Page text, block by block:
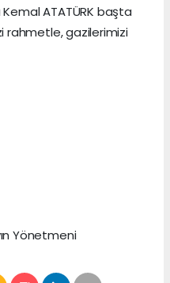
ATATÜRK başta
rahmetle, gazilerimizi
Yönetmeni